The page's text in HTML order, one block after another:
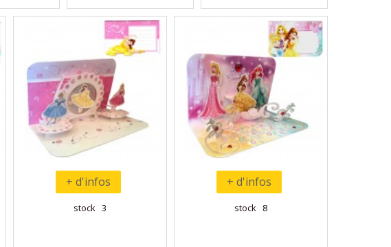
+ d'infos
stock 3
+ d'infos
stock 8